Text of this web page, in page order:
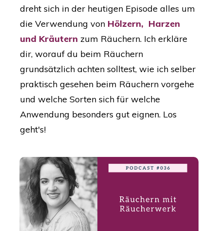
dreht sich in der heutigen Episode alles um
die Verwendung von Hölzern, Harzen
und Kräutern zum Räuchern. Ich erkläre
dir, worauf du beim Räuchern
grundsätzlich achten solltest, wie ich selber
praktisch gesehen beim Räuchern vorgehe
und welche Sorten sich für welche
Anwendung besonders gut eignen. Los
geht's!